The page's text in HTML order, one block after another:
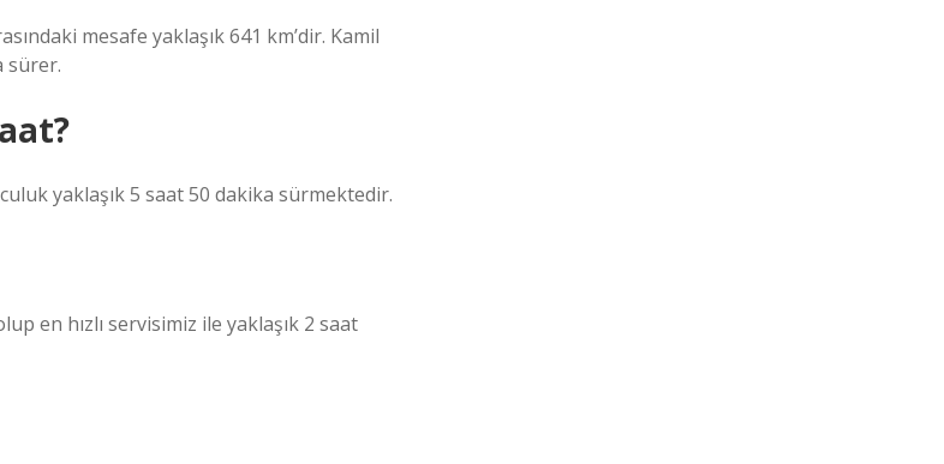
mesafe yaklaşık 641 km’dir. Kamil
sürer.
yaklaşık 5 saat 50 dakika sürmektedir.
en hızlı servisimiz ile yaklaşık 2 saat